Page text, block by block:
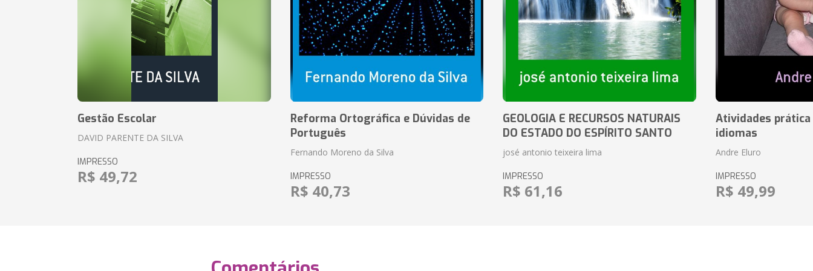
Gestão Escolar
DAVID PARENTE DA SILVA
IMPRESSO
R$ 49,72
Reforma Ortográfica e Dúvidas de
Português
Fernando Moreno da Silva
IMPRESSO
R$ 40,73
GEOLOGIA E RECURSOS NATURAIS
DO ESTADO DO ESPÍRITO SANTO
josé antonio teixeira lima
IMPRESSO
R$ 61,16
Atividades
idiomas
Andre Eluro
IMPRESSO
R$ 49,99